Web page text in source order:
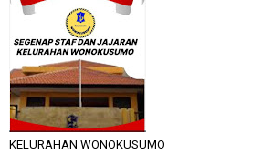
KELURAHAN WONOKUSUMO